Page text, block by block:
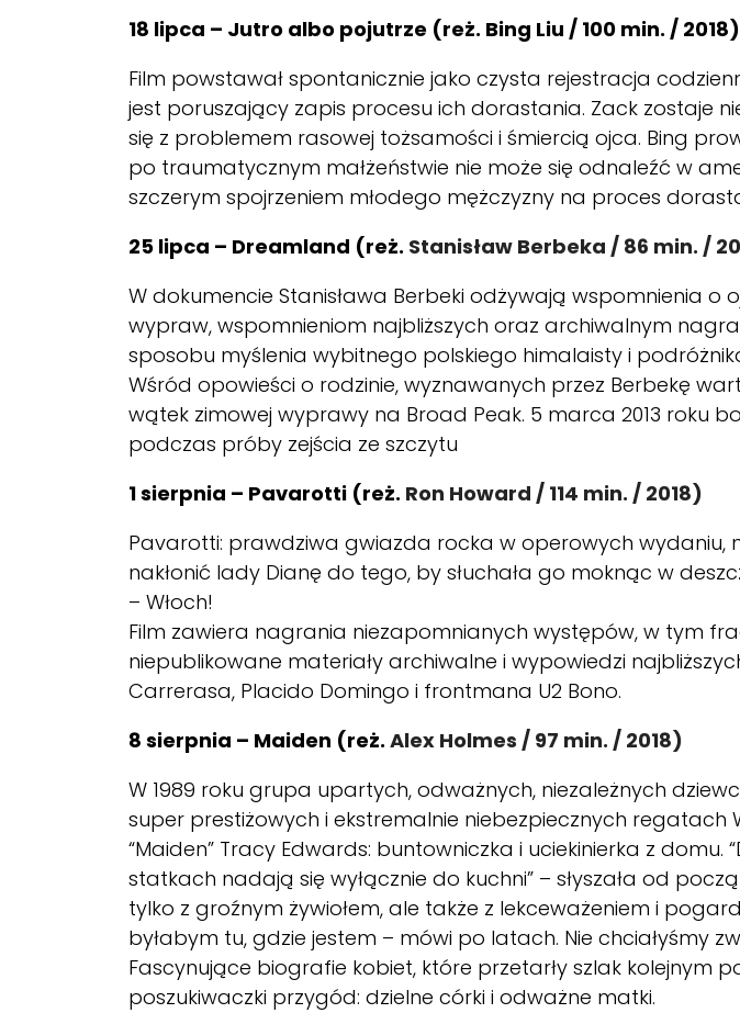
18 lipca – Jutro albo pojutrze (reż. Bing Liu / 100 min. / 2018)
Film powstawał spontanicznie jako czysta rejestracja
jest poruszający zapis procesu ich dorastania. Zack zostaje
się z problemem rasowej tożsamości i śmiercią ojca. Bing
po traumatycznym małżeństwie nie może się odnaleźć w
szczerym spojrzeniem młodego mężczyzny na proces
25 lipca – Dreamland (reż. Stanisław Berbeka / 86 min. /
W dokumencie Stanisława Berbeki odżywają wspomnienia o
wypraw, wspomnieniom najbliższych oraz archiwalnym
sposobu myślenia wybitnego polskiego himalaisty i
Wśród opowieści o rodzinie, wyznawanych przez Berbekę
wątek zimowej wyprawy na Broad Peak. 5 marca 2013 roku
podczas próby zejścia ze szczytu
1 sierpnia – Pavarotti (reż. Ron Howard / 114 min. / 2018)
Pavarotti: prawdziwa gwiazda rocka w operowych wydaniu,
nakłonić lady Dianę do tego, by słuchała go moknąc w
– Włoch!
Film zawiera nagrania niezapomnianych występów, w tym
niepublikowane materiały archiwalne i wypowiedzi
Carrerasa, Placido Domingo i frontmana U2 Bono.
8 sierpnia – Maiden (reż. Alex Holmes / 97 min. / 2018)
W 1989 roku grupa upartych, odważnych, niezależnych
super prestiżowych i ekstremalnie niebezpiecznych regatach
“Maiden” Tracy Edwards: buntowniczka i uciekinierka z
statkach nadają się wyłącznie do kuchni” – słyszała od
tylko z groźnym żywiołem, ale także z lekceważeniem i
byłabym tu, gdzie jestem – mówi po latach. Nie chciałyśmy
Fascynujące biografie kobiet, które przetarły szlak kolejnym
poszukiwaczki przygód: dzielne córki i odważne matki.